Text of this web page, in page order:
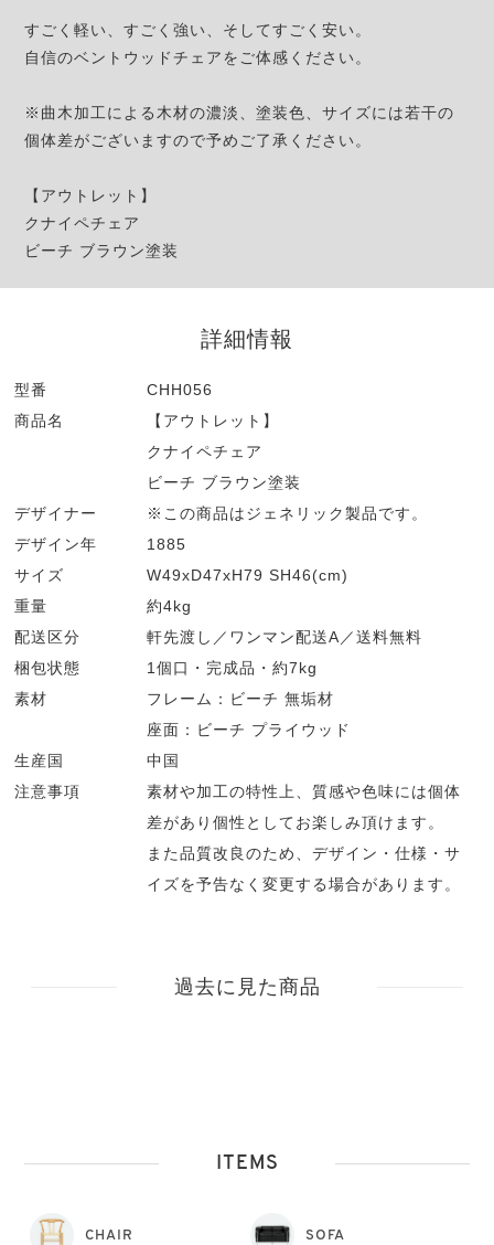
すごく軽い、すごく強い、そしてすごく安い。
自信のベントウッドチェアをご体感ください。
※曲木加工による木材の濃淡、塗装色、サイズには若干の
個体差がございますので予めご了承ください。
【アウトレット】
クナイペチェア
ビーチ ブラウン塗装
詳細情報
型番
CHH056
商品名
【アウトレット】
クナイペチェア
ビーチ ブラウン塗装
デザイナー
※この商品はジェネリック製品です。
デザイン年
1885
サイズ
W49xD47xH79 SH46(cm)
重量
約4kg
配送区分
軒先渡し／ワンマン配送A／送料無料
梱包状態
1個口・完成品・約7kg
素材
フレーム：ビーチ 無垢材
座面：ビーチ プライウッド
生産国
中国
注意事項
素材や加工の特性上、質感や色味には個体
差があり個性としてお楽しみ頂けます。
また品質改良のため、デザイン・仕様・サ
イズを予告なく変更する場合があります。
過去に見た商品
ITEMS
CHAIR SOFA